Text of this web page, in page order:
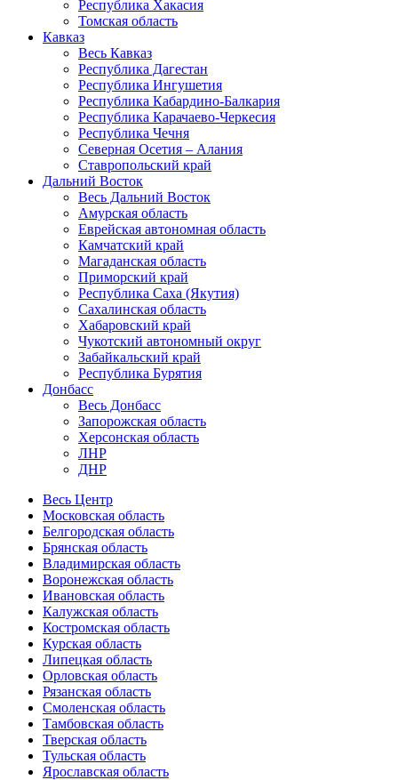
Республика Хакасия
Томская область
Кавказ
Весь Кавказ
Республика Дагестан
Республика Ингушетия
Республика Кабардино-Балкария
Республика Карачаево-Черкесия
Республика Чечня
Северная Осетия – Алания
Ставропольский край
Дальний Восток
Весь Дальний Восток
Амурская область
Еврейская автономная область
Камчатский край
Магаданская область
Приморский край
Республика Саха (Якутия)
Сахалинская область
Хабаровский край
Чукотский автономный округ
Забайкальский край
Республика Бурятия
Донбасс
Весь Донбасс
Запорожская область
Херсонская область
ЛНР
ДНР
Весь Центр
Московская область
Белгородская область
Брянская область
Владимирская область
Воронежская область
Ивановская область
Калужская область
Костромская область
Курская область
Липецкая область
Орловская область
Рязанская область
Смоленская область
Тамбовская область
Тверская область
Тульская область
Ярославская область